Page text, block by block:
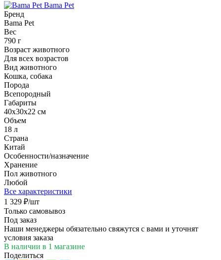
Bama Pet
Бренд
Bama Pet
Вес
790 г
Возраст животного
Для всех возрастов
Вид животного
Кошка, собака
Порода
Всепородный
Габариты
40x30x22 см
Объем
18 л
Страна
Китай
Особенности/назначение
Хранение
Пол животного
Любой
Все характеристики
1 329 ₽/шт
Только самовывоз
Под заказ
Наши менеджеры обязательно свяжутся с вами и уточнят
условия заказа
В наличии в 1 магазине
Поделиться